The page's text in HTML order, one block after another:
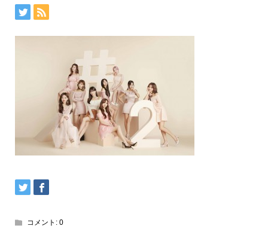
コメント: 0